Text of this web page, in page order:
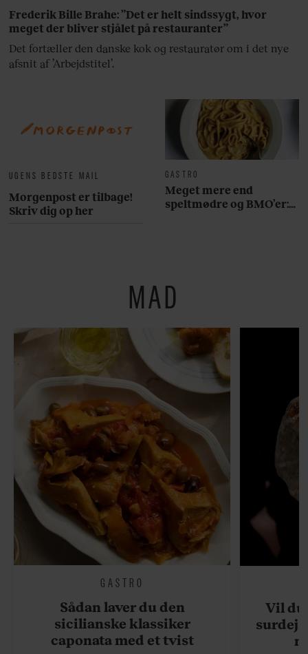
UGENS BEDSTE MAIL
Morgenpost er tilbage!
Skriv dig op her
GASTRO
Meget mere end
speltmødre og BMO’er:
Frederik Bille Brahe: ”Det er helt sindssygt, hvor
meget der bliver stjålet på restauranter”
Det fortæller den danske kok og restauratør om i det nye
afsnit af ’Arbejdstitel’.
MAD
GASTRO
Sådan laver du den
sicilianske klassiker
caponata med et tvist
Vil du